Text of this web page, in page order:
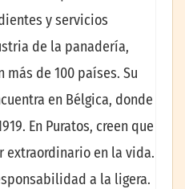
y servicios
de la panadería,
de 100 países. Su
en Bélgica, donde
En Puratos, creen que
extraordinario en la vida.
a la ligera.